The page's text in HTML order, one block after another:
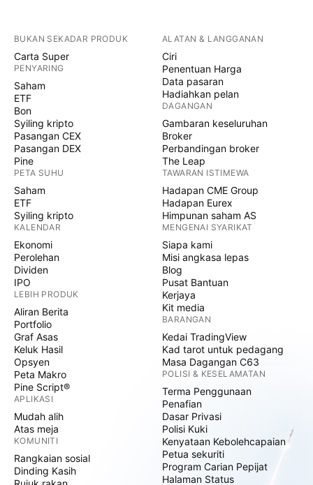
BUKAN SEKADAR PRODUK
Carta Super
PENYARING
Saham
ETF
Bon
Syiling kripto
Pasangan CEX
Pasangan DEX
Pine
PETA SUHU
Saham
ETF
Syiling kripto
KALENDAR
Ekonomi
Perolehan
Dividen
IPO
LEBIH PRODUK
Aliran Berita
Portfolio
Graf Asas
Keluk Hasil
Opsyen
Peta Makro
Pine Script®
APLIKASI
Mudah alih
Atas meja
KOMUNITI
Rangkaian sosial
Dinding Kasih
ALATAN & LANGGANAN
Ciri
Penentuan Harga
Data pasaran
Hadiahkan pelan
DAGANGAN
Gambaran keseluruhan
Broker
Perbandingan broker
The Leap
TAWARAN ISTIMEWA
Hadapan CME Group
Hadapan Eurex
Himpunan saham AS
MENGENAI SYARIKAT
Siapa kami
Misi angkasa lepas
Blog
Pusat Bantuan
Kerjaya
Kit media
BARANGAN
Kedai TradingView
Kad tarot untuk pedagang
Masa Dagangan C63
POLISI & KESELAMATAN
Terma Penggunaan
Penafian
Dasar Privasi
Polisi Kuki
Kenyataan Kebolehcapaian
Petua sekuriti
Program Carian Pepijat
Halaman Status